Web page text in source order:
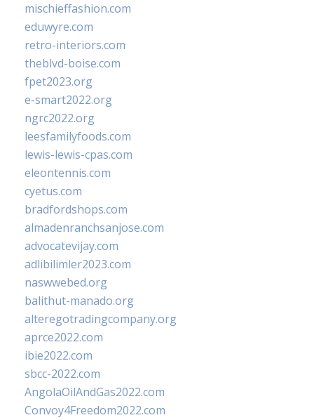
mischieffashion.com
eduwyre.com
retro-interiors.com
theblvd-boise.com
fpet2023.org
e-smart2022.org
ngrc2022.org
leesfamilyfoods.com
lewis-lewis-cpas.com
eleontennis.com
cyetus.com
bradfordshops.com
almadenranchsanjose.com
advocatevijay.com
adlibilimler2023.com
naswwebed.org
balithut-manado.org
alteregotradingcompany.org
aprce2022.com
ibie2022.com
sbcc-2022.com
AngolaOilAndGas2022.com
Convoy4Freedom2022.com